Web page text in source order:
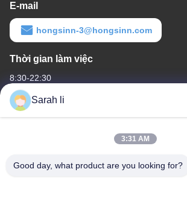
E-mail
hongsinn-3@hongsinn.com
Thời gian làm việc
8:30-22:30
Địa chỉ của chúng tôi
Guangdong Shenzhen Baoan tầng 1 và 2, số
Sarah li
3:31 AM
Good day, what product are you looking for?